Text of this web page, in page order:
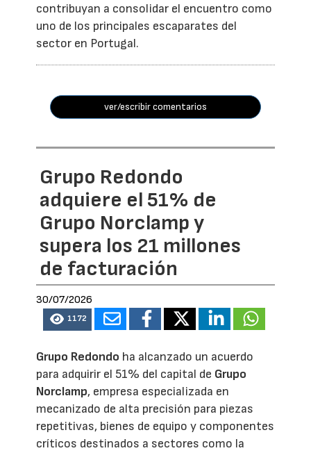
contribuyan a consolidar el encuentro como
uno de los principales escaparates del
sector en Portugal.
ver/escribir comentarios
Grupo Redondo
adquiere el 51% de
Grupo Norclamp y
supera los 21 millones
de facturación
30/07/2026
1172
Grupo Redondo ha alcanzado un acuerdo
para adquirir el 51% del capital de Grupo
Norclamp, empresa especializada en
mecanizado de alta precisión para piezas
repetitivas, bienes de equipo y componentes
críticos destinados a sectores como la